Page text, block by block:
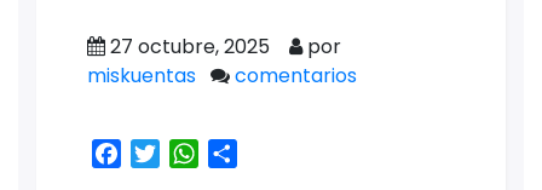
27 octubre, 2025
por
miskuentas
comentarios
Facebook
TwitterWhatsApp